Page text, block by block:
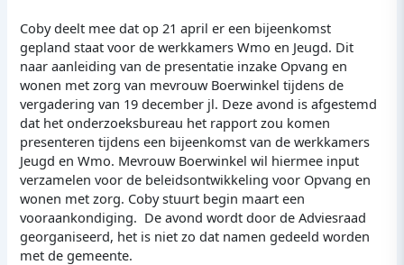
Coby deelt mee dat op 21 april er een bijeenkomst
gepland staat voor de werkkamers Wmo en Jeugd. Dit
naar aanleiding van de presentatie inzake Opvang en
wonen met zorg van mevrouw Boerwinkel tijdens de
vergadering van 19 december jl. Deze avond is afgestemd
dat het onderzoeksbureau het rapport zou komen
presenteren tijdens een bijeenkomst van de werkkamers
Jeugd en Wmo. Mevrouw Boerwinkel wil hiermee input
verzamelen voor de beleidsontwikkeling voor Opvang en
wonen met zorg. Coby stuurt begin maart een
vooraankondiging. De avond wordt door de Adviesraad
georganiseerd, het is niet zo dat namen gedeeld worden
met de gemeente.